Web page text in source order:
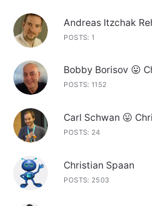
Andreas Itzchak
POSTS: 1
Bobby Borisov 😛
POSTS: 1152
Carl Schwan 😛
POSTS: 24
Christian Spaan
POSTS: 2503